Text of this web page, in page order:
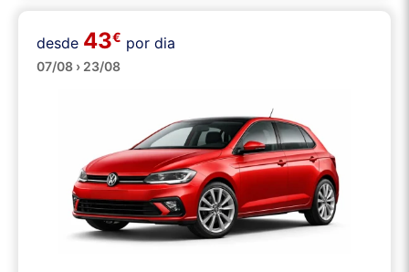
Médios
desde 43€ por dia
07/08 › 23/08